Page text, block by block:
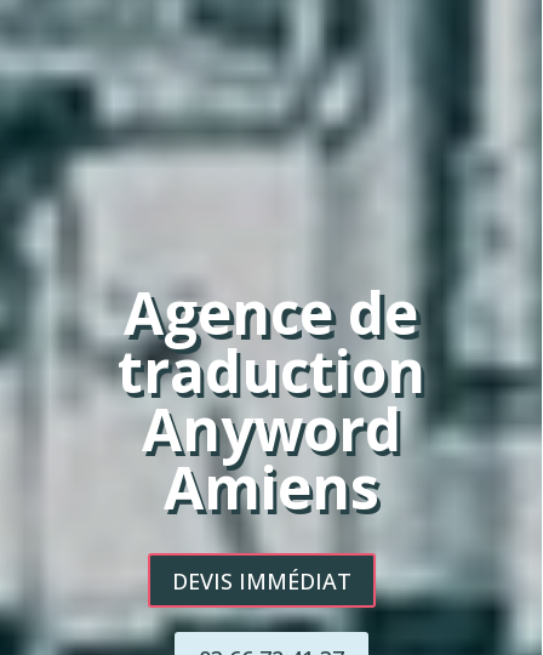
Agence de
traduction
Anyword
Amiens
DEVIS IMMÉDIAT